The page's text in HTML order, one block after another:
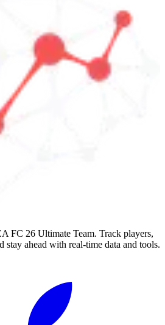
FC 26 Ultimate Team. Track players,
stay ahead with real-time data and tools.